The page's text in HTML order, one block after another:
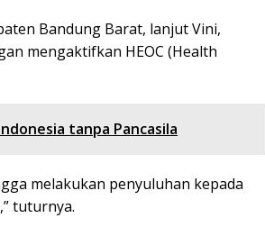
Bandung Barat, lanjut Vini,
mengaktifkan HEOC (Health
tanpa Pancasila
melakukan penyuluhan kepada
tuturnya.